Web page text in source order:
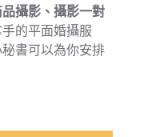
攝影、攝影一對
手的平面婚攝服
書可以為你安排